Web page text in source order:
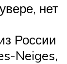
нет
России
Neiges,